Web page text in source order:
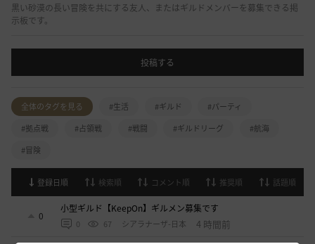
黒い砂漠の長い冒険を共にする友人、またはギルドメンバーを募集できる掲
示板です。
投稿する
全体のタグを見る #生活 #ギルド
#パーティ
#拠点戦
#占領戦 #戦闘 #ギルドリーグ
#航海
#冒険
登録日順 検索順 コメント順 推奨順 話題順
0
小型ギルド【KeepOn】ギルメン募集です
0 67 シアラナーザ-日本 4 時間前